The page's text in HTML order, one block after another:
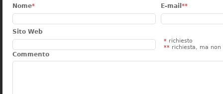
Nome* E-mail **
Sito Web
* richiesto
** richiesta, ma non
Commento